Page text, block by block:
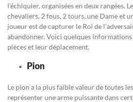
l’échiquier, organisées en deux rangées.
chevaliers, 2 fous, 2 tours, une Dame et
joueur est de capturer le Roi de
abandonner. Voici quelques
pièces et leur déplacement.
Pion
Le pion a la plus faible valeur de toutes
représenter une arme puissante dans